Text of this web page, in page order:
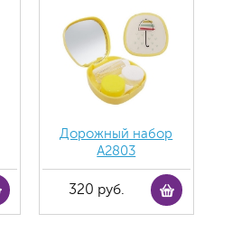
Дорожный набор
А2803
320 руб.